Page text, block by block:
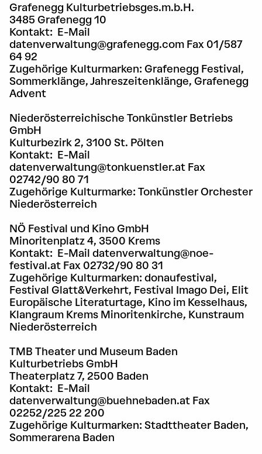
Grafenegg Kulturbetriebsges.m.b.H.
3485 Grafenegg 10
Kontakt: E-Mail
datenverwaltung@grafenegg.com Fax 01/587
64 92
Zugehörige Kulturmarken: Grafenegg Festival,
Sommerklänge, Jahreszeitenklänge, Grafenegg
Advent
Niederösterreichische Tonkünstler Betriebs
GmbH
Kulturbezirk 2, 3100 St. Pölten
Kontakt: E-Mail
datenverwaltung@tonkuenstler.at Fax
02742/90 80 71
Zugehörige Kulturmarke: Tonkünstler Orchester
Niederösterreich
NÖ Festival und Kino GmbH
Minoritenplatz 4, 3500 Krems
Kontakt: E-Mail datenverwaltung@noe-
festival.at Fax 02732/90 80 31
Zugehörige Kulturmarken: donaufestival,
Festival Glatt&Verkehrt, Festival Imago Dei, Elit
Europäische Literaturtage, Kino im Kesselhaus,
Klangraum Krems Minoritenkirche, Kunstraum
Niederösterreich
TMB Theater und Museum Baden
Kulturbetriebs GmbH
Theaterplatz 7, 2500 Baden
Kontakt: E-Mail
datenverwaltung@buehnebaden.at Fax
02252/225 22 200
Zugehörige Kulturmarken: Stadttheater Baden,
Sommerarena Baden